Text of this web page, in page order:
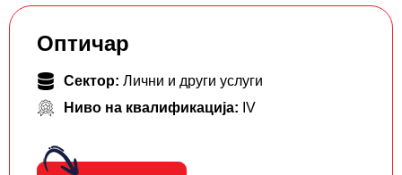
Оптичар
Сектор: Лични и други услуги
Ниво на квалификација: IV